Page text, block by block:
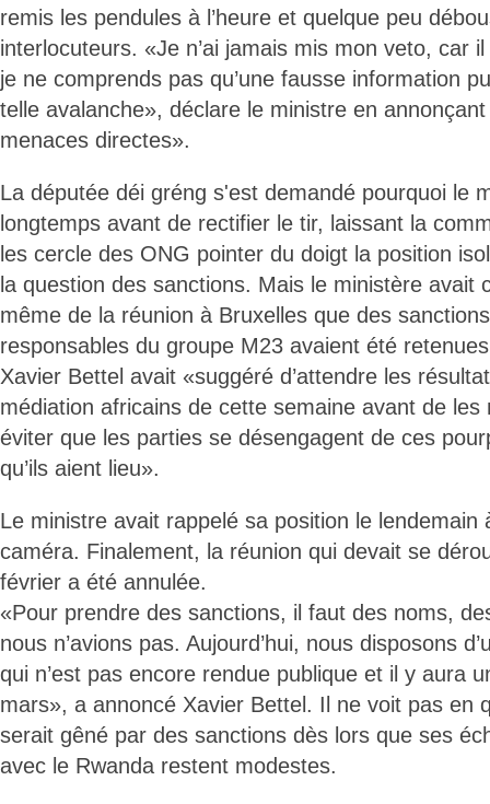
remis les pendules à l’heure et quelque peu
interlocuteurs. «Je n’ai jamais mis mon veto, car
je ne comprends pas qu’une fausse information
telle avalanche», déclare le ministre en
menaces directes».
La députée déi gréng s'est demandé pourquoi le
longtemps avant de rectifier le tir, laissant la
les cercle des ONG pointer du doigt la position
la question des sanctions. Mais le ministère avait
même de la réunion à Bruxelles que des
responsables du groupe M23 avaient été
Xavier Bettel avait «suggéré d’attendre les
médiation africains de cette semaine avant de
éviter que les parties se désengagent de ces
qu’ils aient lieu».
Le ministre avait rappelé sa position le lendemain
caméra. Finalement, la réunion qui devait se
février a été annulée.
«Pour prendre des sanctions, il faut des noms,
nous n’avions pas. Aujourd’hui, nous disposons
qui n’est pas encore rendue publique et il y aura
mars», a annoncé Xavier Bettel. Il ne voit pas en
serait gêné par des sanctions dès lors que ses
avec le Rwanda restent modestes.